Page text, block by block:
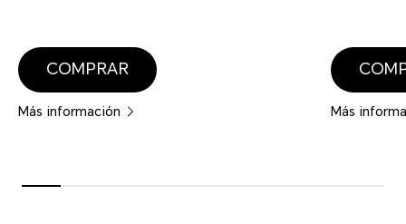
COMPRAR
Más información Más